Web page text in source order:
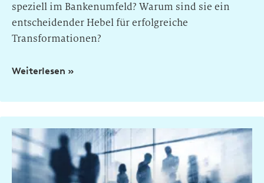
speziell im Bankenumfeld? Warum sind sie ein
entscheidender Hebel für erfolgreiche
Transformationen?
Weiterlesen »